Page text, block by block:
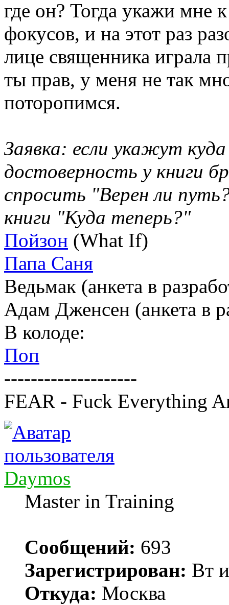
где он? Тогда укажи мне
фокусов, и на этот раз
лице священника играла
ты прав, у меня не так
поторопимся.
Заявка: если укажут
достоверность у книги
спросить "Верен ли
книги "Куда теперь?"
Пойзон (What If)
Папа Саня
Ведьмак (анкета в
Адам Дженсен (анкета в
В колоде:
Поп
--------------------
FEAR - Fuck Everything
Daymos
Master in Training
Сообщений: 693
Зарегистрирован: Вт
Откуда: Москва